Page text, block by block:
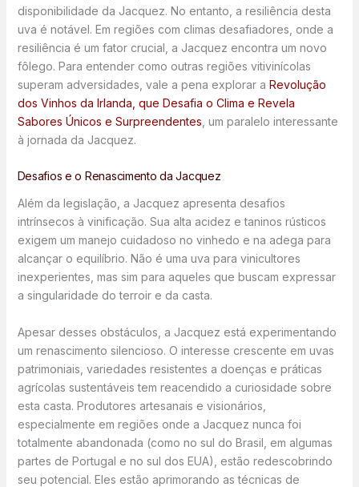
disponibilidade da Jacquez. No entanto, a resiliência desta
uva é notável. Em regiões com climas desafiadores, onde a
resiliência é um fator crucial, a Jacquez encontra um novo
fôlego. Para entender como outras regiões vitivinícolas
superam adversidades, vale a pena explorar a Revolução
dos Vinhos da Irlanda, que Desafia o Clima e Revela
Sabores Únicos e Surpreendentes , um paralelo interessante
à jornada da Jacquez.
Desafios e o Renascimento da Jacquez
Além da legislação, a Jacquez apresenta desafios
intrínsecos à vinificação. Sua alta acidez e taninos rústicos
exigem um manejo cuidadoso no vinhedo e na adega para
alcançar o equilíbrio. Não é uma uva para vinicultores
inexperientes, mas sim para aqueles que buscam expressar
a singularidade do terroir e da casta.
Apesar desses obstáculos, a Jacquez está experimentando
um renascimento silencioso. O interesse crescente em uvas
patrimoniais, variedades resistentes a doenças e práticas
agrícolas sustentáveis tem reacendido a curiosidade sobre
esta casta. Produtores artesanais e visionários,
especialmente em regiões onde a Jacquez nunca foi
totalmente abandonada (como no sul do Brasil, em algumas
partes de Portugal e no sul dos EUA), estão redescobrindo
seu potencial. Eles estão aprimorando as técnicas de